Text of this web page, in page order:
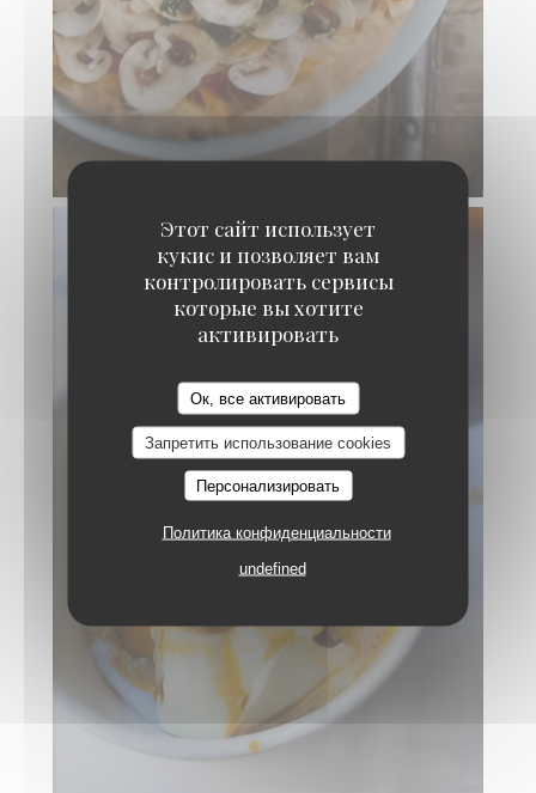
Этот сайт использует
кукис и позволяет вам
контролировать сервисы
которые вы хотите
активировать
Ок, все активировать
Запретить использование cookies
Персонализировать
Политика конфиденциальности
undefined